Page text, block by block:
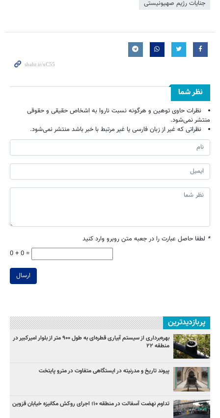
جنایات رژیم صهیونیستی
نظر شما
نظرات حاوی توهین و هرگونه نسبت ناروا به اشخاص حقیقی و حقوقی
منتشر نمی‌شود.
نظراتی که غیر از زبان فارسی یا غیر مرتبط با خبر باشد منتشر نمی‌شود.
* لطفا حاصل عبارت را در جعبه متن روبرو وارد کنید
0 + 0 =
ارسال
پربازدیدترین
بهره‌برداری از سیستم آبیاری قطره‌ای به طول ۹۰۰ متر از بلوار امیرکبیر در
منطقه ۲۲
پیوند تاریخ و مدرنیته در ایستگاهی متفاوت در مترو پایتخت
تداوم نهضت آسفالت در منطقه ۱۰؛ اجرای روکش مکانیزه خیابان قزوین